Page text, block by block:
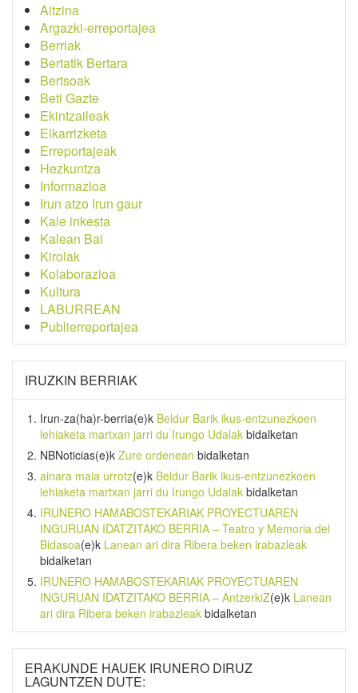
Aitzina
Argazki-erreportajea
Berriak
Bertatik Bertara
Bertsoak
Beti Gazte
Ekintzaileak
Elkarrizketa
Erreportajeak
Hezkuntza
Informazioa
Irun atzo Irun gaur
Kale inkesta
Kalean Bai
Kirolak
Kolaborazioa
Kultura
LABURREAN
Publierreportajea
IRUZKIN BERRIAK
Irun-za(ha)r-berria(e)k Beldur Barik ikus-entzunezkoen
lehiaketa martxan jarri du Irungo Udalak bidalketan
NBNoticias(e)k Zure ordenean bidalketan
ainara maia urrotz(e)k Beldur Barik ikus-entzunezkoen
lehiaketa martxan jarri du Irungo Udalak bidalketan
IRUNERO HAMABOSTEKARIAK PROYECTUAREN
INGURUAN IDATZITAKO BERRIA – Teatro y Memoria del
Bidasoa(e)k Lanean ari dira Ribera beken irabazleak
bidalketan
IRUNERO HAMABOSTEKARIAK PROYECTUAREN
INGURUAN IDATZITAKO BERRIA – AntzerkiZ(e)k Lanean
ari dira Ribera beken irabazleak bidalketan
ERAKUNDE HAUEK IRUNERO DIRUZ
LAGUNTZEN DUTE: